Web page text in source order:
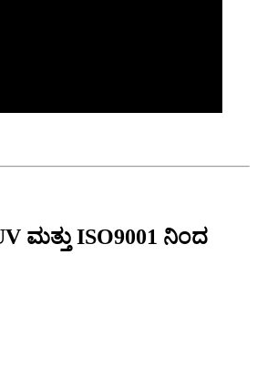
ಮತ್ತು ISO9001 ನಿಂದ